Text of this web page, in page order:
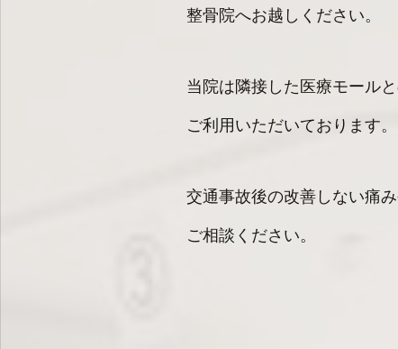
整骨院へお越しください。
当院は隣接した医療モール
ご利用いただいております。
交通事故後の改善しない痛
ご相談ください。